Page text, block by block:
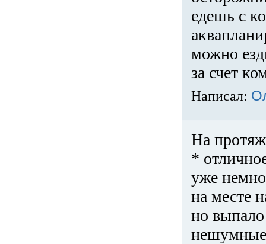
едешь с
можно
за счет
Написал:
На
*
уже
на месте
но
нешумные